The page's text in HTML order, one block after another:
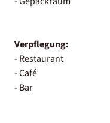
Verpflegung:
- Restaurant
- Café
- Bar